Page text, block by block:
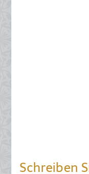
Schreiben